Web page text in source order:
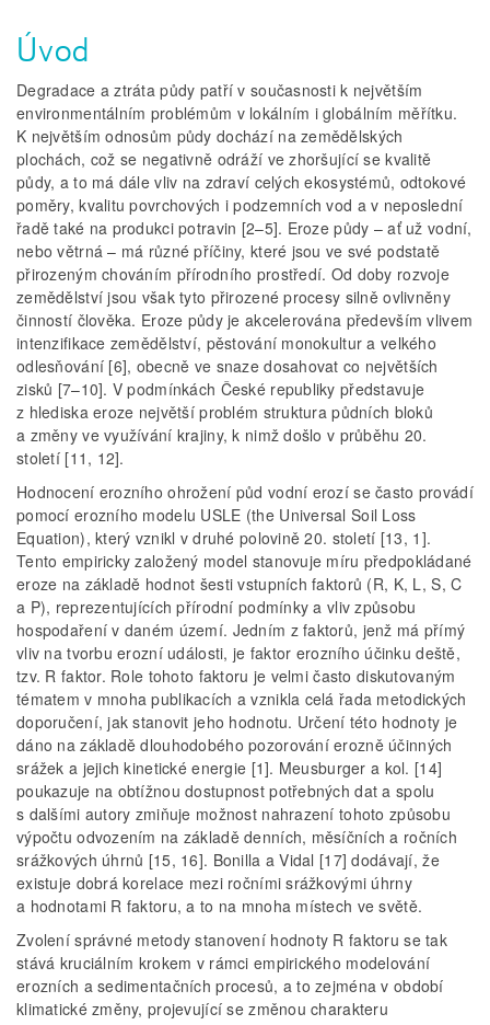
Úvod
Degradace a ztráta půdy patří v současnosti k největším
environmentálním problémům v lokálním i globálním měřítku.
K největším odnosům půdy dochází na zemědělských
plochách, což se negativně odráží ve zhoršující se kvalitě
půdy, a to má dále vliv na zdraví celých ekosystémů, odtokové
poměry, kvalitu povrchových i podzemních vod a v neposlední
řadě také na produkci potravin [2–5]. Eroze půdy – ať už vodní,
nebo větrná – má různé příčiny, které jsou ve své podstatě
přirozeným chováním přírodního prostředí. Od doby rozvoje
zemědělství jsou však tyto přirozené procesy silně ovlivněny
činností člověka. Eroze půdy je akcelerována především vlivem
intenzifikace zemědělství, pěstování monokultur a velkého
odlesňování [6], obecně ve snaze dosahovat co největších
zisků [7–10]. V podmínkách České republiky představuje
z hlediska eroze největší problém struktura půdních bloků
a změny ve využívání krajiny, k nimž došlo v průběhu 20.
století [11, 12].
Hodnocení erozního ohrožení půd vodní erozí se často provádí
pomocí erozního modelu USLE (the Universal Soil Loss
Equation), který vznikl v druhé polovině 20. století [13, 1].
Tento empiricky založený model stanovuje míru předpokládané
eroze na základě hodnot šesti vstupních faktorů (R, K, L, S, C
a P), reprezentujících přírodní podmínky a vliv způsobu
hospodaření v daném území. Jedním z faktorů, jenž má přímý
vliv na tvorbu erozní události, je faktor erozního účinku deště,
tzv. R faktor. Role tohoto faktoru je velmi často diskutovaným
tématem v mnoha publikacích a vznikla celá řada metodických
doporučení, jak stanovit jeho hodnotu. Určení této hodnoty je
dáno na základě dlouhodobého pozorování erozně účinných
srážek a jejich kinetické energie [1]. Meusburger a kol. [14]
poukazuje na obtížnou dostupnost potřebných dat a spolu
s dalšími autory zmiňuje možnost nahrazení tohoto způsobu
výpočtu odvozením na základě denních, měsíčních a ročních
srážkových úhrnů [15, 16]. Bonilla a Vidal [17] dodávají, že
existuje dobrá korelace mezi ročními srážkovými úhrny
a hodnotami R faktoru, a to na mnoha místech ve světě.
Zvolení správné metody stanovení hodnoty R faktoru se tak
stává kruciálním krokem v rámci empirického modelování
erozních a sedimentačních procesů, a to zejména v období
klimatické změny, projevující se změnou charakteru